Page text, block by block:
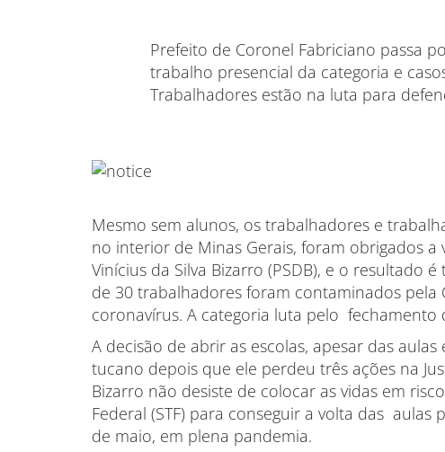
Prefeito de Coronel Fabriciano passa
trabalho presencial da categoria e
Trabalhadores estão na luta para
Mesmo sem alunos, os trabalhadores e
no interior de Minas Gerais, foram obrigados
Vinícius da Silva Bizarro (PSDB), e o resultado
de 30 trabalhadores foram contaminados pela
coronavírus. A categoria luta pelo fechamento
A decisão de abrir as escolas, apesar das
tucano depois que ele perdeu três ações na
Bizarro não desiste de colocar as vidas em
Federal (STF) para conseguir a volta das
de maio, em plena pandemia.